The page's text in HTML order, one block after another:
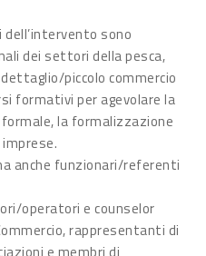
sono
dei settori della pesca,
piccolo commercio
formativi per agevolare la
la formalizzazione
anche funzionari/referenti
operatori e counselor
rappresentanti di
e membri di